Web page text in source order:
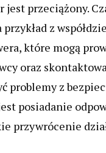
przeciążony.
z
które mogą
oraz
problemy z
posiadanie
przywrócenie